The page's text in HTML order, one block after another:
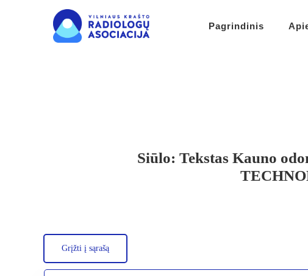
Pagrindinis
Siūlo: Tekstas Kauno
Grįžti į sąrašą